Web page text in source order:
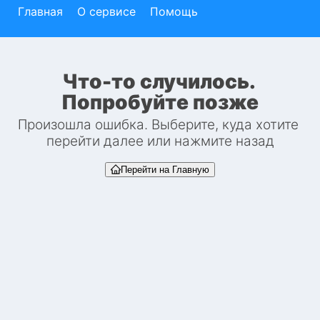
Главная О сервисе Помощь
Что-то случилось.
Попробуйте позже
Произошла ошибка. Выберите, куда хотите
перейти далее или нажмите назад
Перейти на Главную